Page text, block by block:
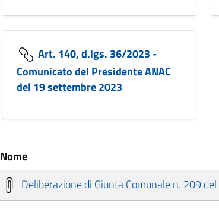
Art. 140, d.lgs. 36/2023 -
Comunicato del Presidente ANAC
del 19 settembre 2023
Nome
Deliberazione di Giunta Comunale n. 209